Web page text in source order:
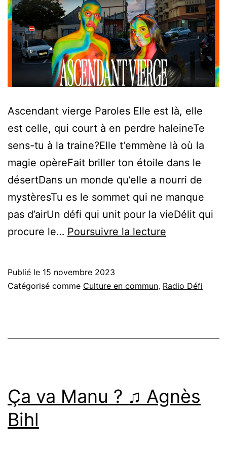
Ascendant vierge Paroles Elle est là, elle
est celle, qui court à en perdre haleineTe
sens-tu à la traine?Elle t’emmène là où la
magie opèreFait briller ton étoile dans le
désertDans un monde qu’elle a nourri de
mystèresTu es le sommet qui ne manque
pas d’airUn défi qui unit pour la vieDélit qui
procure le… Poursuivre la lecture
Vierge
Publié le 15 novembre 2023
Catégorisé comme Culture en commun, Radio Défi
Ça va Manu ? ♫ Agnès
Bihl